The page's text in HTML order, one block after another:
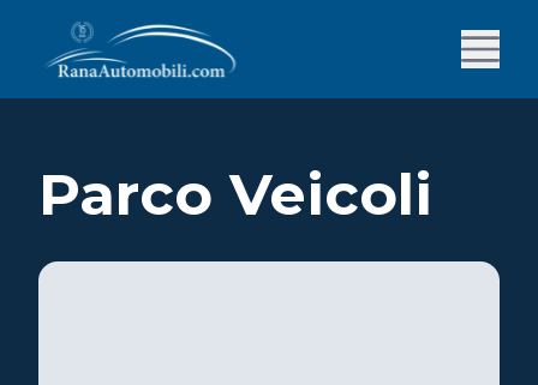
Parco Veicoli